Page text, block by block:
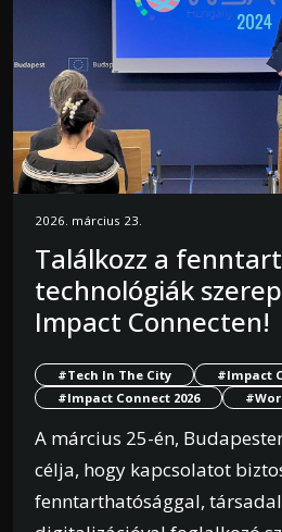
2026. március 23.
Találkozz a
technológiák
Impact Connecten!
#Tech In The City
#Impact
#Impact Connect 2026
A március 25-én,
célja, hogy kapcsolatot
fenntarthatósággal,